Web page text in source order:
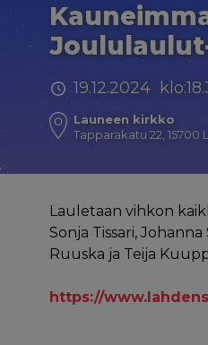
19.12.2024
Launeen kirkko
Tapparakatu 22, 15700
Lauletaan vihkon
Sonja Tissari,
Ruuska ja Teija
https://